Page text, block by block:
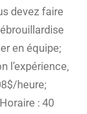
devez faire
en équipe;
l’expérience,
heure;
: 40